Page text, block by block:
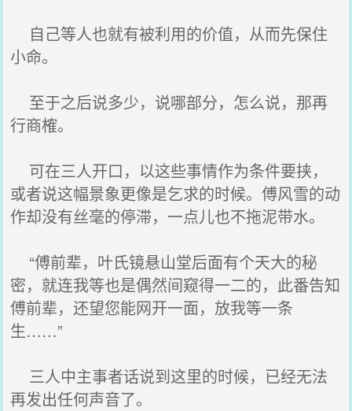
自己等人也就有被利用的价值，从而先保住
小命。
至于之后说多少，说哪部分，怎么说，那再
行商榷。
可在三人开口，以这些事情作为条件要挟，
或者说这幅景象更像是乞求的时候。傅风雪的动
作却没有丝毫的停滞，一点儿也不拖泥带水。
“傅前辈，叶氏镜悬山堂后面有个天大的秘
密，就连我等也是偶然间窥得一二的，此番告知
傅前辈，还望您能网开一面，放我等一条
生……”
三人中主事者话说到这里的时候，已经无法
再发出任何声音了。